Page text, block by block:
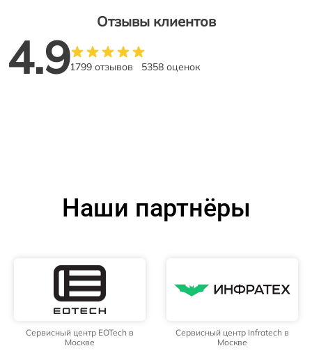
Отзывы клиентов
4.91799 отзывов 5358 оценок
Наши партнёры
Сервисный центр EOTech в
Москве
Сервисный центр Infratech в
Москве